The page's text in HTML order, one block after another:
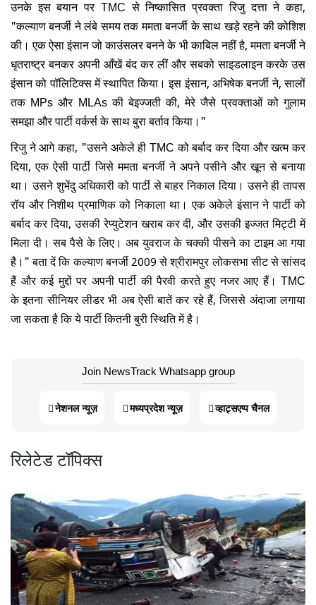
उनके इस बयान पर TMC से निष्कासित प्रवक्ता रिजु दत्ता ने कहा,
"कल्याण बनर्जी ने लंबे समय तक ममता बनर्जी के साथ खड़े रहने की कोशिश
की। एक ऐसा इंसान जो काउंसलर बनने के भी काबिल नहीं है, ममता बनर्जी ने
धृतराष्ट्र बनकर अपनी आँखें बंद कर लीं और सबको साइडलाइन करके उस
इंसान को पॉलिटिक्स में स्थापित किया। इस इंसान, अभिषेक बनर्जी ने, सालों
तक MPs और MLAs की बेइज्जती की, मेरे जैसे प्रवक्ताओं को गुलाम
समझा और पार्टी वर्कर्स के साथ बुरा बर्ताव किया।"
रिजु ने आगे कहा, "उसने अकेले ही TMC को बर्बाद कर दिया और खत्म कर
दिया, एक ऐसी पार्टी जिसे ममता बनर्जी ने अपने पसीने और खून से बनाया
था। उसने शुभेंदु अधिकारी को पार्टी से बाहर निकाल दिया। उसने ही तापस
रॉय और निशीथ प्रमाणिक को निकाला था। एक अकेले इंसान ने पार्टी को
बर्बाद कर दिया, उसकी रेप्युटेशन खराब कर दी, और उसकी इज्जत मिट्टी में
मिला दी। सब पैसे के लिए। अब युवराज के चक्की पीसने का टाइम आ गया
है।" बता दें कि कल्याण बनर्जी 2009 से श्रीरामपुर लोकसभा सीट से सांसद
हैं और कई मुद्दों पर अपनी पार्टी की पैरवी करते हुए नजर आए हैं। TMC
केइतना सीनियर लीडर भी अब ऐसी बातें कर रहे हैं, जिससे अंदाजा लगाया
जा सकता है कि ये पार्टी कितनी बुरी स्थिति में है ।
Join NewsTrack Whatsapp group
नेशनल न्यूज़ मध्यप्रदेश न्यूज़ व्हाट्सएप्प चैनल
रिलेटेड टॉपिक्स